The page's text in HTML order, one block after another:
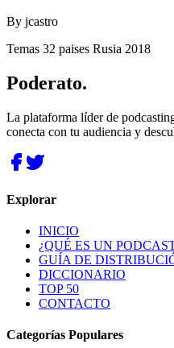
By jcastro
Temas 32 paises Rusia 2018
Poderato.
La plataforma líder de
conecta con tu audiencia y
Explorar
INICIO
¿QUÉ ES UN
GUÍA DE
DICCIONARIO
TOP 50
CONTACTO
Categorías Populares